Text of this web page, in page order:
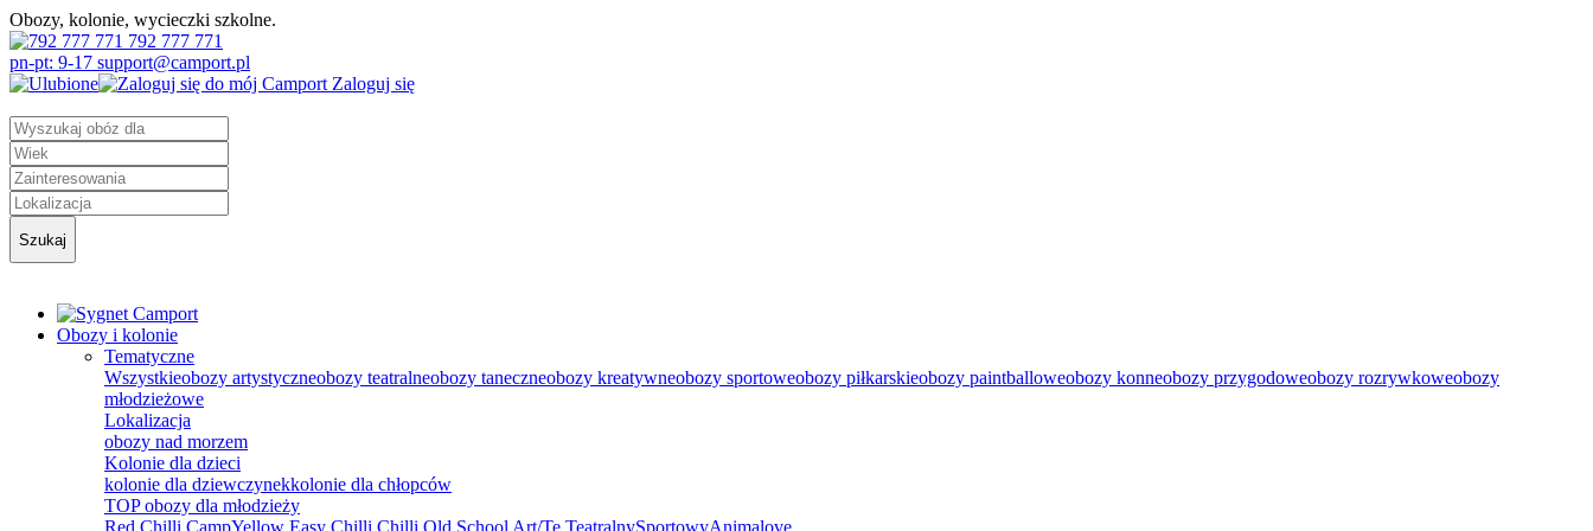
Obozy, kolonie, wycieczki szkolne.
792 777 771
pn-pt: 9-17 support@camport.pl
Zaloguj się
Szukaj
Obozy i kolonie
Tematyczne
Wszystkieobozy artystyczneobozy teatralneobozy taneczneobozy kreatywneobozy sportoweobozy piłkarskieobozy paintballoweobozy konneobozy przygodoweobozy rozrywkoweobozy
młodzieżowe
Lokalizacja
obozy nad morzem
Kolonie dla dzieci
kolonie dla dziewczynekkolonie dla chłopców
TOP obozy dla młodzieży
Red Chilli CampYellow Easy Chilli Chilli Old School Art/Te TeatralnySportowyAnimalove